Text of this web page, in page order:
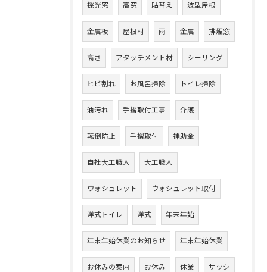
採光窓 高窓 貼替え 波型屋根
金属板 屋根材 雨 金属 排煙窓
高さ アタッチメント材 シーリング
ヒビ割れ お風呂掃除 トイレ掃除
油汚れ 手摺取付工事 介護
転倒防止 手摺取付 補助金
自社大工職人 大工職人
ウォシュレット ウォシュレット取付
洋式トイレ 洋式 年末年始
年末年始休業のお知らせ 年末年始休業
お休みの案内 お休み 休業 サッシ